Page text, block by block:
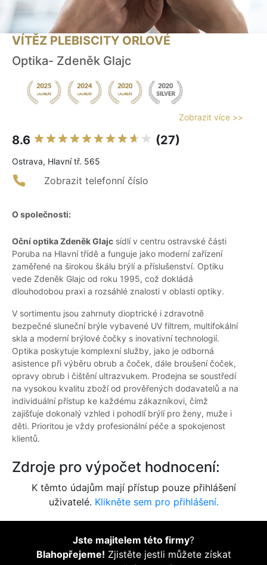
VÍTĚZ PLEBISCITY ORLOVÉ
Optika- Zdeněk Glajc
Zobrazit více >>
8.6 (27)
Ostrava, Hlavní tř. 565
Zobrazit telefonní číslo
O společnosti:
Oční optika Zdeněk Glajc sídlí v centru ostravské části
Poruba na Hlavní třídě a funguje jako moderní zařízení
zaměřené na širokou škálu brýlí a příslušenství. Optiku
vede Zdeněk Glajc od roku 1995, což dokládá
dlouhodobou praxi a rozsáhlé znalosti v oblasti optiky.
V sortimentu jsou zahrnuty dioptrické i zdravotně
bezpečné sluneční brýle vybavené UV filtrem, multifokální
skla a moderní brýlové čočky s inovativní technologií.
Optika poskytuje komplexní služby, jako je odborná
asistence při výběru obrub a čoček, dále broušení čoček,
opravy obrub i čištění ultrazvukem. Prodejna se soustředí
na vysokou kvalitu zboží od prověřených dodavatelů a na
individuální přístup ke každému zákazníkovi, čímž
zajišťuje dokonalý vzhled i pohodlí brýlí pro ženy, muže i
děti. Prioritou je vždy profesionální péče a spokojenost
klientů.
Zdroje pro výpočet hodnocení:
K těmto údajům mají přístup pouze přihlášení
uživatelé. Klikněte sem pro přihlášení.
Jste majitelem této firmy?
Blahopřejeme! Zjistěte jestli můžete získat